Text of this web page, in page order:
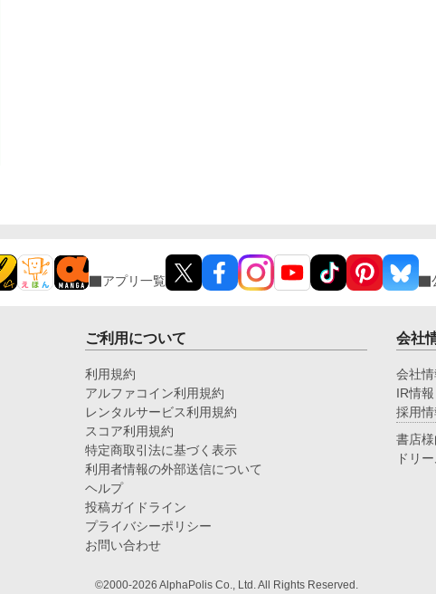
アプリ一覧
ご利用について
利用規約
アルファコイン利用規約
レンタルサービス利用規約
スコア利用規約
特定商取引法に基づく表示
利用者情報の外部送信について
ヘルプ
投稿ガイドライン
プライバシーポリシー
お問い合わせ
会社
会社情
IR情報
採用情
書店
ドリ
©2000-2026 AlphaPolis Co., Ltd. All Rights Reserved.